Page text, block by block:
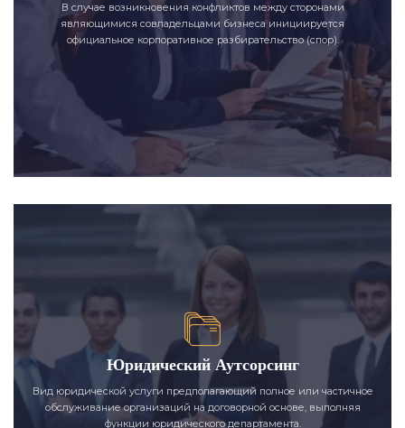
В случае возникновения конфликтов между сторонами
являющимися совладельцами бизнеса инициируется
официальное корпоративное разбирательство (спор).
Юридический Аутсорсинг
Вид юридической услуги предполагающий полное или частичное
обслуживание организаций на договорной основе, выполняя
функции юридического департамента.